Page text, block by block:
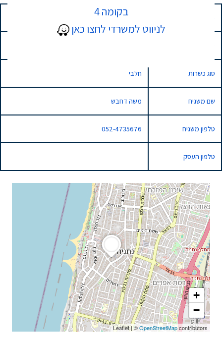
בקומה 4
לניווט למשרדי לחצו כאן
+
−
Leaflet|©OpenStreetMapcontributors
17 Shtampfer, Netanya, Israel
סוג כשרות חלבי
שם משגיח משה דחבש
טלפון משגיח 052-4735676
טלפון העסק